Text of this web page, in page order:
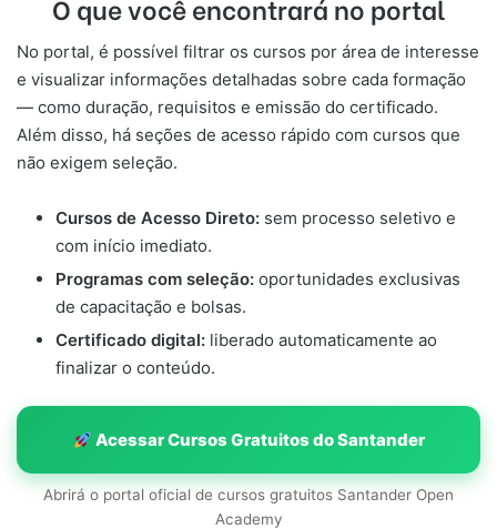
No portal, é possível filtrar os cursos por área de interesse
e visualizar informações detalhadas sobre cada formação
— como duração, requisitos e emissão do certificado.
Além disso, há seções de acesso rápido com cursos que
não exigem seleção.
Cursos de Acesso Direto: sem processo seletivo e
com início imediato.
Programas com seleção: oportunidades exclusivas
de capacitação e bolsas.
Certificado digital: liberado automaticamente ao
finalizar o conteúdo.
Acessar Cursos Gratuitos do Santander
Abrirá o portal oficial de cursos gratuitos Santander Open
Academy